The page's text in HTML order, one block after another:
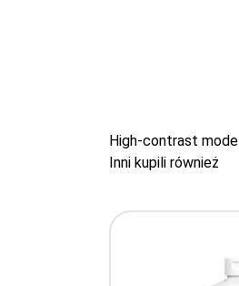
High-contrast mode
Inni kupili również